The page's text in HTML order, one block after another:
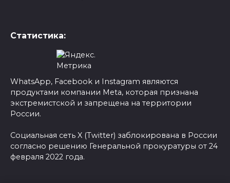
Статистика:
WhatsApp, Facebook и Instagram являются
продуктами компании Meta, которая признана
экстремистской и запрещена на территории
России.
Социальная сеть X (Twitter) заблокирована в России
согласно решению Генеральной прокуратуры от 24
февраля 2022 года.